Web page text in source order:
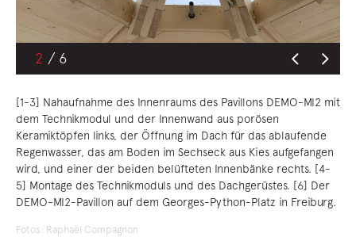
2
[1-3] Nahaufnahme des Innenraums des Pavillons DEMO-MI2 mit
dem Technikmodul und der Innenwand aus porösen
Keramiktöpfen links, der Öffnung im Dach für das ablaufende
Regenwasser, das am Boden im Sechseck aus Kies aufgefangen
wird, und einer der beiden belüfteten Innenbänke rechts. [4-
5] Montage des Technikmoduls und des Dachgerüstes. [6] Der
DEMO-MI2-Pavillon auf dem Georges-Python-Platz in Freiburg.
Fotos: Raphaël Compagnon